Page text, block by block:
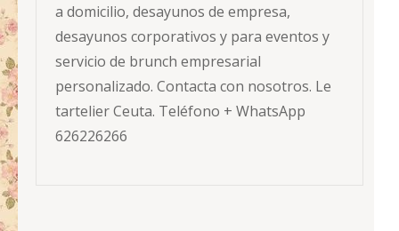
a domicilio, desayunos de empresa,
desayunos corporativos y para eventos y
servicio de brunch empresarial
personalizado. Contacta con nosotros. Le
tartelier Ceuta. Teléfono + WhatsApp
626226266